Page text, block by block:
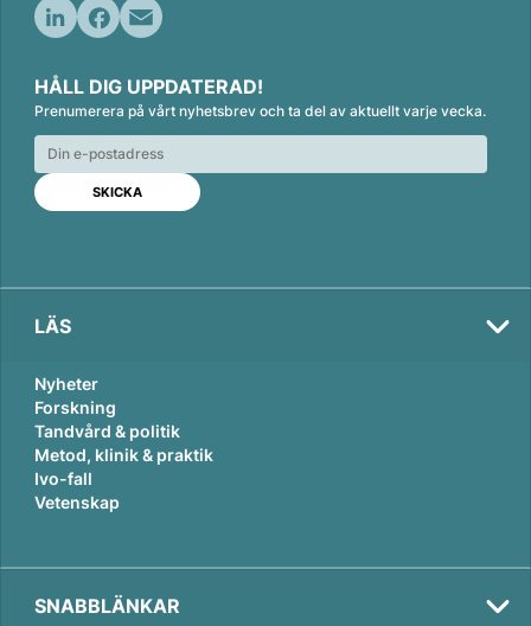
n
k
e
d
n
c
e
b
o
o
k
a
i
l
HÅLL DIG UPPDATERAD!
Prenumerera på vårt nyhetsbrev och ta del av aktuellt varje vecka.
LÄS
Nyheter
Forskning
Tandvård & politik
Metod, klinik & praktik
Ivo-fall
Vetenskap
SNABBLÄNKAR